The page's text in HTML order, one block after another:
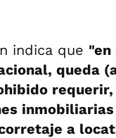
indica que "en
queda
a